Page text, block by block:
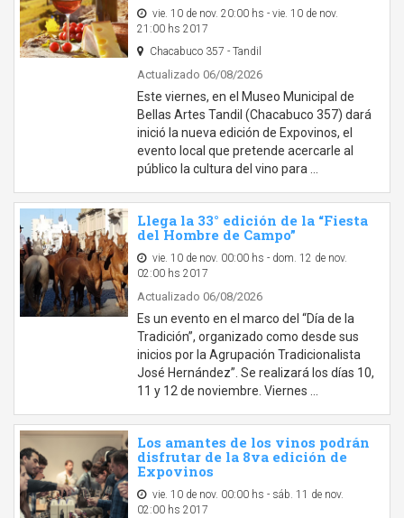
vie. 10 de nov. 20:00 hs - vie. 10 de nov.
21:00 hs 2017
Chacabuco 357 - Tandil
Actualizado 06/08/2026
Este viernes, en el Museo Municipal de
Bellas Artes Tandil (Chacabuco 357) dará
inició la nueva edición de Expovinos, el
evento local que pretende acercarle al
público la cultura del vino para …
Llega la 33° edición de la “Fiesta
del Hombre de Campo”
vie. 10 de nov. 00:00 hs - dom. 12 de nov.
02:00 hs 2017
Actualizado 06/08/2026
Es un evento en el marco del “Día de la
Tradición”, organizado como desde sus
inicios por la Agrupación Tradicionalista
José Hernández”. Se realizará los días 10,
11 y 12 de noviembre. Viernes …
Los amantes de los vinos podrán
disfrutar de la 8va edición de
Expovinos
vie. 10 de nov. 00:00 hs - sáb. 11 de nov.
02:00 hs 2017